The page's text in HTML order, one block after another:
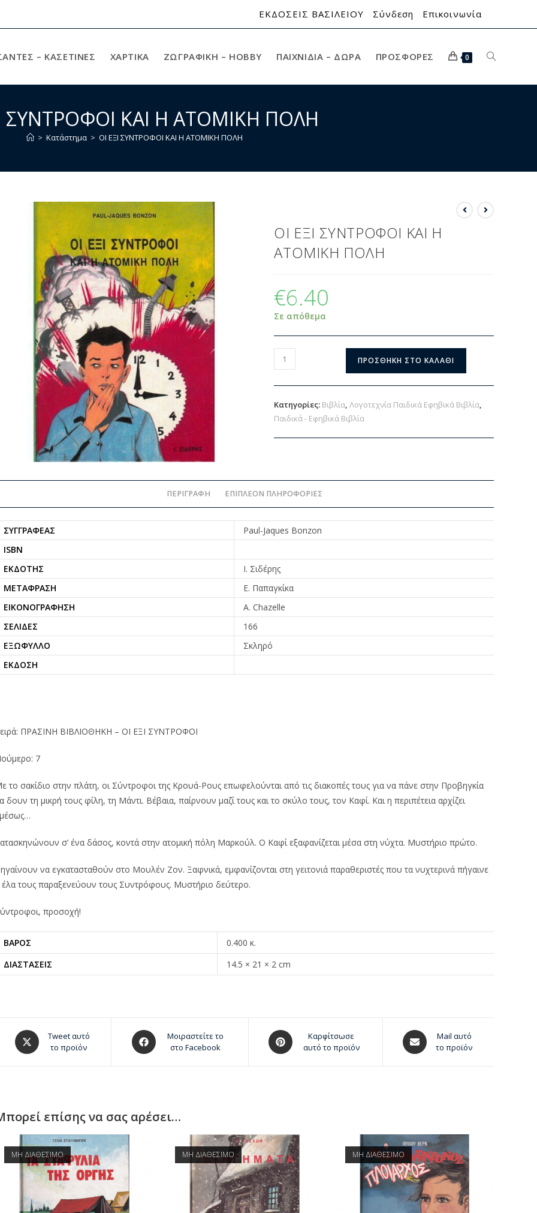
ΕΚΔΟΣΕΙΣ ΒΑΣΙΛΕΙΟΥ Σύνδεση Επικοινωνία
– ΚΑΣΕΤΙΝΕΣ ΧΑΡΤΙΚΆ ΖΩΓΡΑΦΙΚΉ – HOBBY ΠΑΙΧΝΊΔΙΑ – ΔΏΡΑ ΠΡΟΣΦΟΡΈΣ 0
ΣΥΝΤΡΟΦΟΙ ΚΑΙ Η ΑΤΟΜΙΚΗ ΠΟΛΗ
> Κατάστημα > ΟΙ ΕΞΙ ΣΥΝΤΡΟΦΟΙ ΚΑΙ Η ΑΤΟΜΙΚΗ ΠΟΛΗ
ΟΙ ΕΞΙ ΣΥΝΤΡΟΦΟΙ ΚΑΙ Η
ΑΤΟΜΙΚΗ ΠΟΛΗ
€6.40
Σε απόθεμα
ΠΡΟΣΘΉΚΗ ΣΤΟ ΚΑΛΆΘΙ
Κατηγορίες: Βιβλία,Λογοτεχνία Παιδικά Εφηβικά Βιβλία,
Παιδικά - Εφηβικά Βιβλία
ΠΕΡΙΓΡΑΦΉ ΕΠΙΠΛΈΟΝ ΠΛΗΡΟΦΟΡΊΕΣ
ΣΥΓΓΡΑΦΈΑΣ
Paul-Jaques Bonzon
ISBN
ΕΚΔΌΤΗΣ
Ι. Σιδέρης
ΜΕΤΆΦΡΑΣΗ
Ε. Παπαγκίκα
ΕΙΚΟΝΟΓΡΆΦΗΣΗ
A. Chazelle
ΣΕΛΊΔΕΣ
166
ΕΞΏΦΥΛΛΟ
Σκληρό
ΈΚΔΟΣΗ
ΠΡΑΣΙΝΗ ΒΙΒΛΙΟΘΗΚΗ – ΟΙ ΕΞΙ ΣΥΝΤΡΟΦΟΙ
7
το σακίδιο στην πλάτη, οι Σύντροφοι της Κρουά-Ρους επωφελούνται από τις διακοπές τους για να πάνε στην Προβηγκία
δουν τη μικρή τους φίλη, τη Μάντι. Βέβαια, παίρνουν μαζί τους και το σκύλο τους, τον Καφί. Και η περιπέτεια αρχίζει
σ’ ένα δάσος, κοντά στην ατομική πόλη Μαρκούλ. Ο Καφί εξαφανίζεται μέσα στη νύχτα. Μυστήριο πρώτο.
να εγκατασταθούν στο Μουλέν Ζον. Ξαφνικά, εμφανίζονται στη γειτονιά παραθεριστές που τα νυχτερινά πήγαινε
έλα τους παραξενεύουν τους Συντρόφους. Μυστήριο δεύτερο.
προσοχή!
ΒΆΡΟΣ
0.400 κ.
ΔΙΑΣΤΆΣΕΙΣ
14.5 × 21 × 2 cm
Tweet αυτό
το προϊόν
Μοιραστείτε το
στο Facebook
Καρφίτσωσε
αυτό το προϊόν
Mail αυτό
το προϊόν
επίσης να σας αρέσει…
ΜΗ ΔΙΑΘΕΣΙΜΟ ΜΗ ΔΙΑΘΕΣΙΜΟ ΜΗ ΔΙΑΘΕΣΙΜΟ